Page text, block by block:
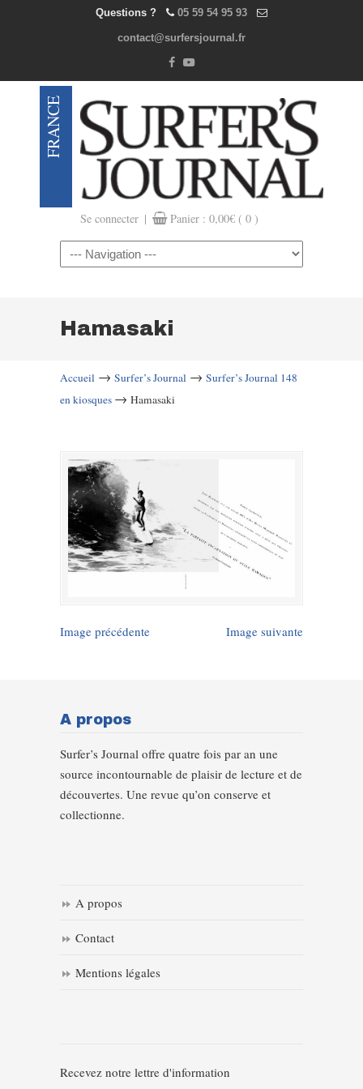
Questions ? 05 59 54 95 93
contact@surfersjournal.fr
Se connecter | Panier : 0,00€ ( 0 )
Navigation
Hamasaki
Accueil → Surfer’s Journal → Surfer’s Journal 148
en kiosques → Hamasaki
Image précédente Image suivante
A propos
Surfer’s Journal offre quatre fois par an une
source incontournable de plaisir de lecture et de
découvertes. Une revue qu’on conserve et
collectionne.
A propos
Contact
Mentions légales
Recevez notre lettre d'information